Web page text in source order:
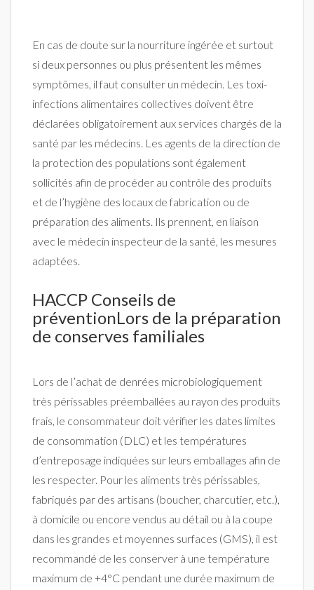
En cas de doute sur la nourriture ingérée et surtout
si deux personnes ou plus présentent les mêmes
symptômes, il faut consulter un médecin. Les toxi-
infections alimentaires collectives doivent être
déclarées obligatoirement aux services chargés de la
santé par les médecins. Les agents de la direction de
la protection des populations sont également
sollicités afin de procéder au contrôle des produits
et de l’hygiène des locaux de fabrication ou de
préparation des aliments. Ils prennent, en liaison
avec le médecin inspecteur de la santé, les mesures
adaptées.
HACCP Conseils de
préventionLors de la préparation
de conserves familiales
Lors de l’achat de denrées microbiologiquement
très périssables préemballées au rayon des produits
frais, le consommateur doit vérifier les dates limites
de consommation (DLC) et les températures
d’entreposage indiquées sur leurs emballages afin de
les respecter. Pour les aliments très périssables,
fabriqués par des artisans (boucher, charcutier, etc.),
à domicile ou encore vendus au détail ou à la coupe
dans les grandes et moyennes surfaces (GMS), il est
recommandé de les conserver à une température
maximum de +4°C pendant une durée maximum de